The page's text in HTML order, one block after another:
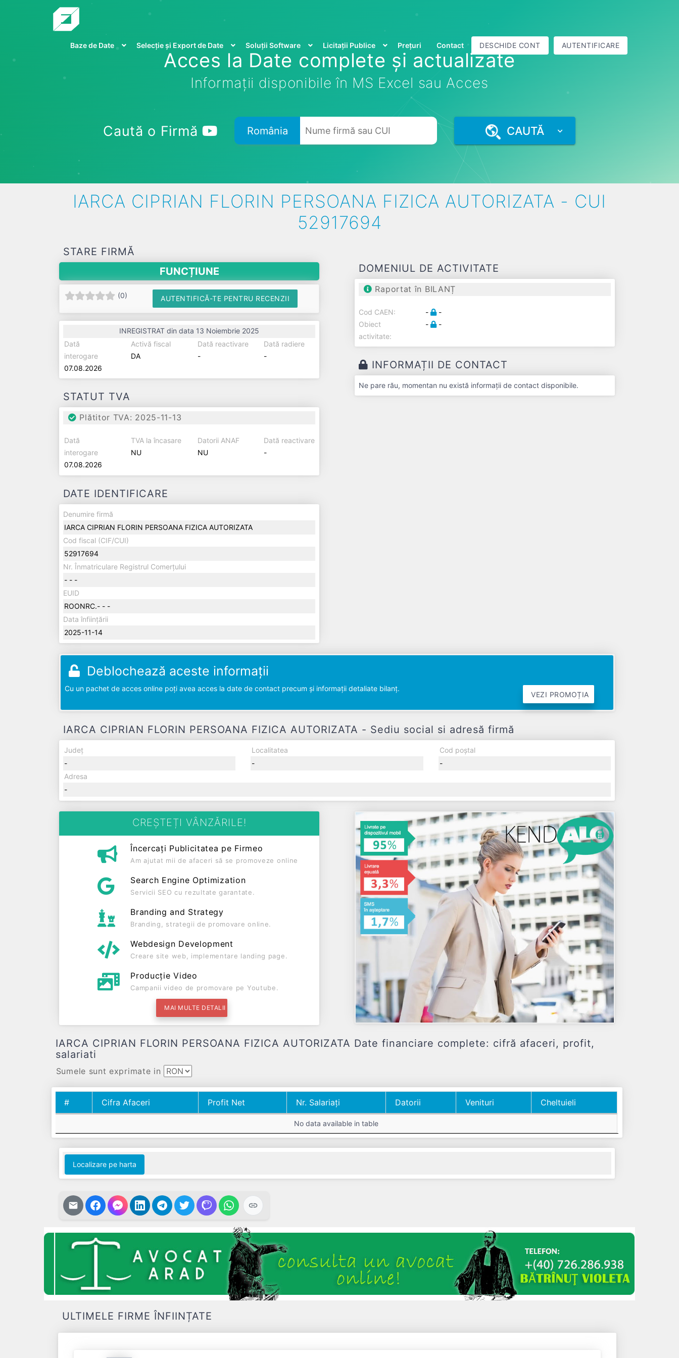
Baze de Date Selecție și Export de Date Soluții Software Licitații Publice Prețuri Contact DESCHIDE CONT AUTENTIFICARE
Acces la Date complete și actualizate
Informații disponibile în MS Excel sau Acces
Caută o Firmă România CAUTĂ
IARCA CIPRIAN FLORIN PERSOANA FIZICA AUTORIZATA - CUI
52917694
STARE FIRMĂ
FUNCȚIUNE
(0) AUTENTIFICĂ-TE PENTRU RECENZII
INREGISTRAT din data 13 Noiembrie 2025
Dată
interogare
07.08.2026
Activă fiscal
DA
Dată reactivare
-
Dată radiere
-
STATUT TVA
Plătitor TVA: 2025-11-13
Dată
interogare
07.08.2026
TVA la încasare
NU
Datorii ANAF
NU
Dată reactivare
-
DATE IDENTIFICARE
Denumire firmă
IARCA CIPRIAN FLORIN PERSOANA FIZICA AUTORIZATA
Cod fiscal (CIF/CUI)
52917694
Nr. Înmatriculare Registrul Comerțului
- - -
EUID
ROONRC.- - -
Data înființării
2025-11-14
DOMENIUL DE ACTIVITATE
Raportat în BILANȚ
Cod CAEN: -
-
Obiect
activitate:
- -
INFORMAȚII DE CONTACT
Ne pare rău, momentan nu există informații de contact disponibile.
Deblochează aceste informații
Cu un pachet de acces online poți avea acces la date de contact precum și informații detaliate bilanț.
VEZI PROMOȚIA
IARCA CIPRIAN FLORIN PERSOANA FIZICA AUTORIZATA - Sediu social si adresă firmă
Județ
-
Localitatea
-
Cod poștal
-
Adresa
-
CREȘTEȚI VÂNZĂRILE!
Încercați Publicitatea pe Firmeo
Am ajutat mii de afaceri să se promoveze online
Search Engine Optimization
Servicii SEO cu rezultate garantate.
Branding and Strategy
Branding, strategii de promovare online.
Webdesign Development
Creare site web, implementare landing page.
Producție Video
Campanii video de promovare pe Youtube.
MAI MULTE DETALII
IARCA CIPRIAN FLORIN PERSOANA FIZICA AUTORIZATA Date financiare complete: cifră afaceri, profit,
salariati
Sumele sunt exprimate in
# Cifra Afaceri Profit Net Nr. Salariați Datorii Venituri
Cheltuieli
Nr. Salariați
No data available in table
Localizare pe harta
ULTIMELE FIRME ÎNFIINȚATE